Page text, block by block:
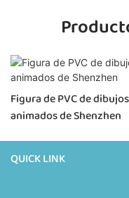
Figura de PVC de dibujos
animados de Shenzhen
QUICK LINK